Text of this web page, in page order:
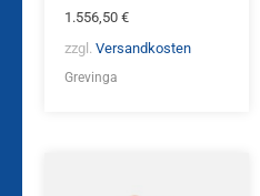
1.556,50 €
zzgl. Versandkosten
Grevinga